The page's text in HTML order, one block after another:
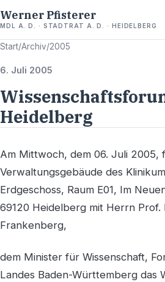
Werner Pfisterer
MDL A. D. · STADTRAT A. D. · HEIDELBERG
Start/Archiv/2005
6. Juli 2005
Heidelberg
Am Mittwoch, dem 06. Juli 2005,
Verwaltungsgebäude des
Erdgeschoss, Raum E01, Im
69120 Heidelberg mit Herrn Prof.
Frankenberg,
dem Minister für Wissenschaft,
Landes Baden-Württemberg das